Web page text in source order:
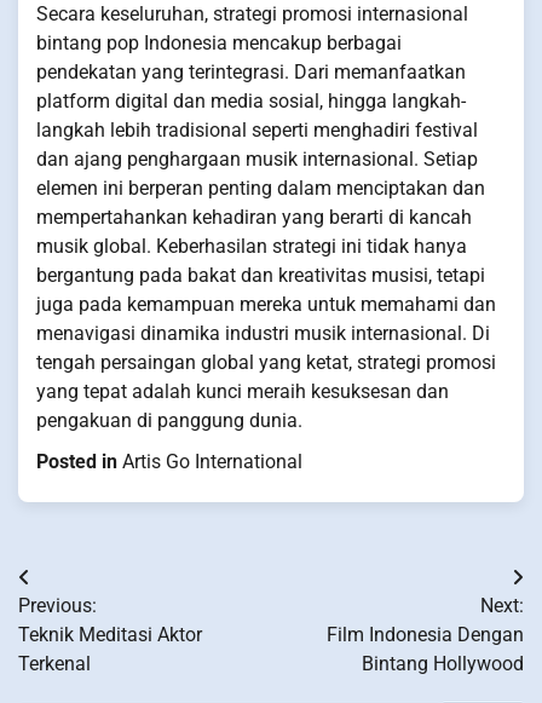
Secara keseluruhan, strategi promosi internasional
bintang pop Indonesia mencakup berbagai
pendekatan yang terintegrasi. Dari memanfaatkan
platform digital dan media sosial, hingga langkah-
langkah lebih tradisional seperti menghadiri festival
dan ajang penghargaan musik internasional. Setiap
elemen ini berperan penting dalam menciptakan dan
mempertahankan kehadiran yang berarti di kancah
musik global. Keberhasilan strategi ini tidak hanya
bergantung pada bakat dan kreativitas musisi, tetapi
juga pada kemampuan mereka untuk memahami dan
menavigasi dinamika industri musik internasional. Di
tengah persaingan global yang ketat, strategi promosi
yang tepat adalah kunci meraih kesuksesan dan
pengakuan di panggung dunia.
Posted in Artis Go International
Post
navigation
Previous:
Teknik Meditasi Aktor
Terkenal
Next:
Film Indonesia Dengan
Bintang Hollywood